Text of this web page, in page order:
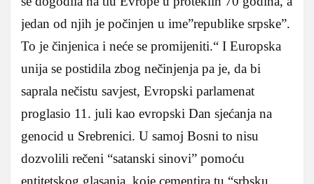
jedan od njih je počinjen u ime”republike srpske”.
To je činjenica i neće se promijeniti.“ I Europska
unija se postidila zbog nečinjenja pa je, da bi
saprala nečistu savjest, Evropski parlamenat
proglasio 11. juli kao evropski Dan sjećanja na
genocid u Srebrenici. U samoj Bosni to nisu
dozvolili rečeni “satanski sinovi” pomoću
entitetskog glasanja, koje cementira tu “srbsku